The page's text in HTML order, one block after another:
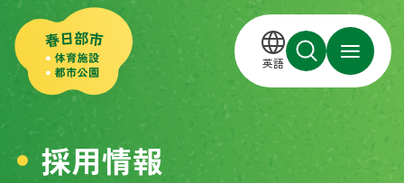
英語
採用情報